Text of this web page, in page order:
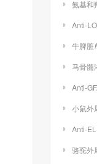
氨基和
Anti-
牛脾脏
马骨髓
Anti-
小鼠外
Anti-
骆驼外